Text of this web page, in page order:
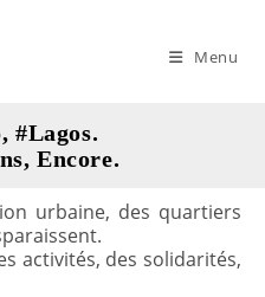
Menu
#Lagos.
Encore.
urbaine, des quartiers
activités, des solidarités,